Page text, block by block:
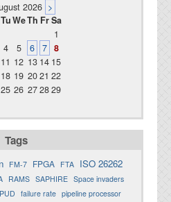
2026 >
TuWeTh FrSa
1
4 5 6 7 8
11 12 13 14 15
18 19 2021 22
25 26 272829
Tags
FM-7 FPGA FTA ISO 26262
RAMS SAPHIRE Space invaders
failure rate pipeline processor